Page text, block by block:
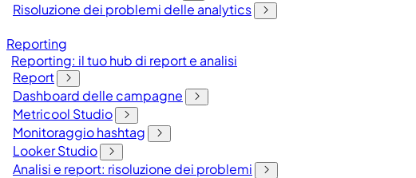
Risoluzione dei problemi delle analytics
Reporting
Reporting: il tuo hub di report e analisi
Report
Dashboard delle campagne
Metricool Studio
Monitoraggio hashtag
Looker Studio
Analisi e report: risoluzione dei problemi